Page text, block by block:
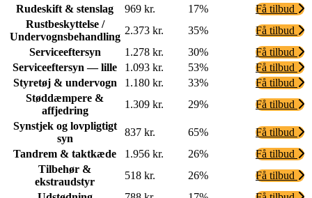
Rudeskift & stenslag
969 kr. 17%
Få tilbud
Rustbeskyttelse /
Undervognsbehandling
2.373 kr. 35%
Få tilbud
Serviceeftersyn
1.278 kr. 30%
Få tilbud
Serviceeftersyn — lille
1.093 kr. 53%
Få tilbud
Styretøj & undervogn
1.180 kr. 33%
Få tilbud
Støddæmpere &
affjedring
1.309 kr. 29%
Få tilbud
Synstjek og lovpligtigt
syn
837 kr. 65%
Få tilbud
Tandrem & taktkæde
1.956 kr. 26%
Få tilbud
Tilbehør &
ekstraudstyr
518 kr. 26%
Få tilbud